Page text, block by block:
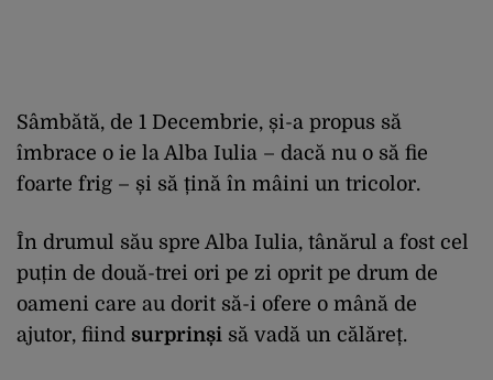
Sâmbătă, de 1 Decembrie, și-a propus să
îmbrace o ie la Alba Iulia – dacă nu o să fie
foarte frig – și să țină în mâini un tricolor.
În drumul său spre Alba Iulia, tânărul a fost cel
puțin de două-trei ori pe zi oprit pe drum de
oameni care au dorit să-i ofere o mână de
ajutor, fiind surprinși să vadă un călăreț.